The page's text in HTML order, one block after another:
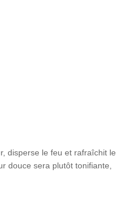
disperse le feu et rafraîchit le
douce sera plutôt tonifiante,